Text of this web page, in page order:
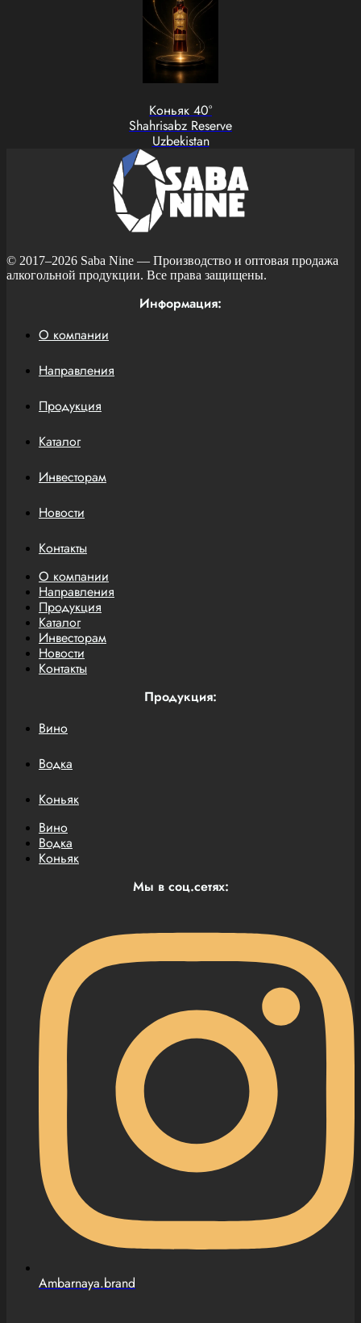
Коньяк 40°
Shahrisabz Reserve
Uzbekistan
© 2017–2026 Saba Nine — Производство и оптовая продажа
алкогольной продукции. Все права защищены.
Информация:
О компании
Направления
Продукция
Каталог
Инвесторам
Новости
Контакты
О компании
Направления
Продукция
Каталог
Инвесторам
Новости
Контакты
Продукция:
Вино
Водка
Коньяк
Вино
Водка
Коньяк
Мы в соц.сетях:
Ambarnaya.brand